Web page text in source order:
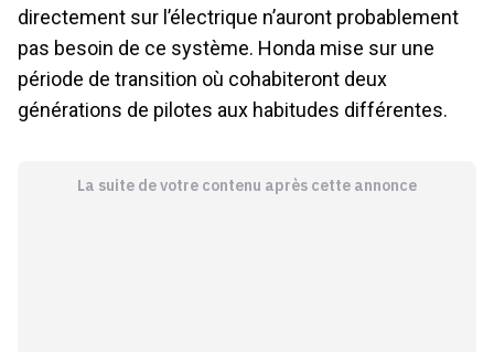
directement sur l’électrique n’auront probablement
pas besoin de ce système. Honda mise sur une
période de transition où cohabiteront deux
générations de pilotes aux habitudes différentes.
La suite de votre contenu après cette annonce